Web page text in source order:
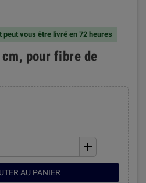
vous être livré en 72 heures
pour fibre de
add
AU PANIER